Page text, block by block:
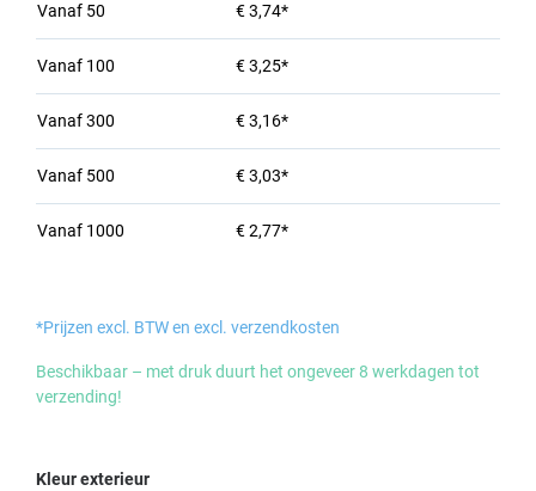
Vanaf 50 € 3,74*
Vanaf 100 € 3,25*
Vanaf300 € 3,16*
Vanaf 500 € 3,03*
Vanaf 1000 € 2,77*
*Prijzen excl. BTW en excl. verzendkosten
Beschikbaar – met druk duurt het ongeveer 8 werkdagen tot
verzending!
Selecteer
Kleur exterieur